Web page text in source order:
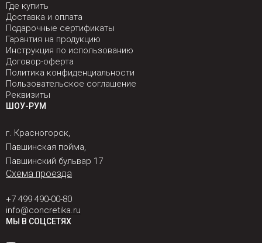
Где купить
Доставка и оплата
Подарочные сертификаты
Гарантия на продукцию
Инструкция по использованию
Договор-оферта
Политика конфиденциальности
Пользовательское соглашение
Реквизиты
ШОУ-РУМ
г. Красногорск,
Павшинская пойма,
Павшинский бульвар 17
Схема проезда
+7 499 490-00-80
info@concretika.ru
МЫ В СОЦСЕТЯХ